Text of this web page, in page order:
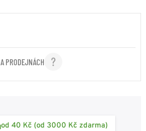
PRODEJNÁCH
od 40 Kč (od 3000 Kč zdarma)